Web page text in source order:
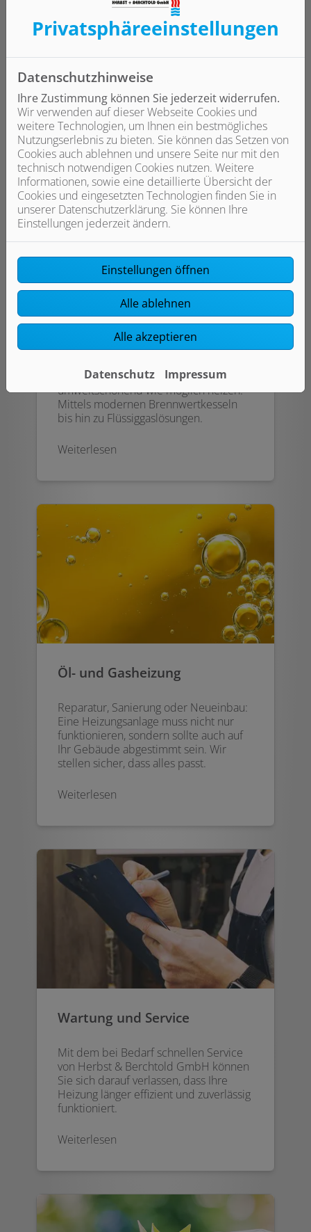
Weiterlesen
BHKW
Weiterlesen
Heizen mit Gas
Mit Gasheizungen so effizient und
umweltschonend wie möglich heizen.
Mittels modernen Brennwertkesseln
bis hin zu Flüssiggaslösungen.
Weiterlesen
Öl- und Gasheizung
Reparatur, Sanierung oder Neueinbau:
Eine Heizungsanlage muss nicht nur
funktionieren, sondern sollte auch auf
Ihr Gebäude abgestimmt sein. Wir
stellen sicher, dass alles passt.
Weiterlesen
Wartung und Service
Mit dem bei Bedarf schnellen Service
von Herbst & Berchtold GmbH können
Sie sich darauf verlassen, dass Ihre
Heizung länger effizient und zuverlässig
funktioniert.
Weiterlesen
Privatsphäre­einstellungen
Datenschutzhinweise
Ihre Zustimmung können Sie jederzeit widerrufen.
Wir verwenden auf dieser Webseite Cookies und
weitere Technologien, um Ihnen ein bestmögliches
Nutzungserlebnis zu bieten. Sie können das Setzen von
Cookies auch ablehnen und unsere Seite nur mit den
technisch notwendigen Cookies nutzen. Weitere
Informationen, sowie eine detaillierte Übersicht der
Cookies und eingesetzten Technologien finden Sie in
unserer Datenschutzerklärung. Sie können Ihre
Einstellungen jederzeit ändern.
Einstellungen öffnen
Alle ablehnen
Alle akzeptieren
Datenschutz Impressum